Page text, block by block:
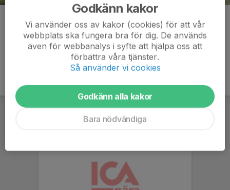
Kommentarer
Godkänn kakor
Vi använder oss av kakor (cookies) för att vår
webbplats ska fungera bra för dig. De används
även för webbanalys i syfte att hjälpa oss att
förbättra våra tjänster.
Så använder vi cookies
Godkänn alla kakor
Bara nödvändiga